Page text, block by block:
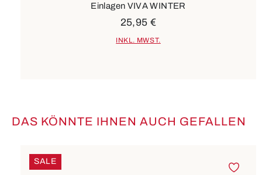
Einlagen VIVA WINTER
25,95 €
INKL. MWST.
Produktgalerie überspringen
DAS KÖNNTE IHNEN AUCH GEFALLEN
SALE